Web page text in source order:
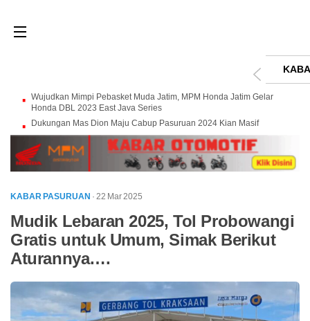
Wujudkan Mimpi Pebasket Muda Jatim, MPM Honda Jatim Gelar
Honda DBL 2023 East Java Series
Dukungan Mas Dion Maju Cabup Pasuruan 2024 Kian Masif
KABAR PASURUAN · 22 Mar 2025
Mudik Lebaran 2025, Tol Probowangi
Gratis untuk Umum, Simak Berikut
Aturannya….